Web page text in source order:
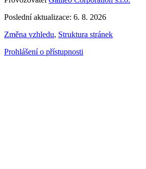
Poslední aktualizace: 6. 8. 2026
Změna vzhledu, Struktura stránek
Prohlášení o přístupnosti